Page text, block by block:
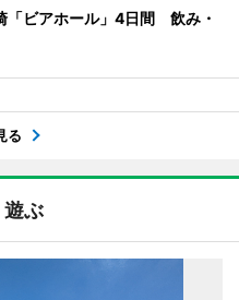
「ビアホール」4日間 飲み・
る
遊ぶ